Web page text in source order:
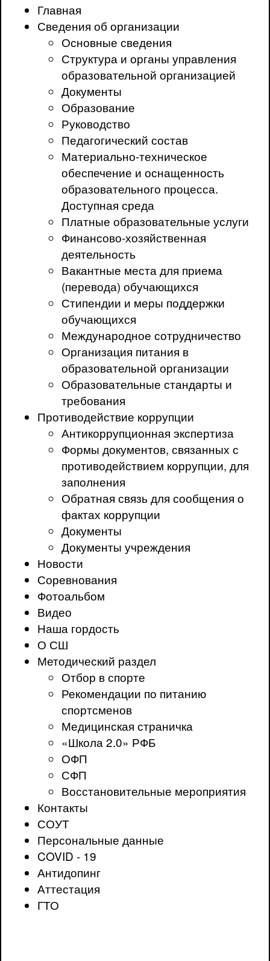
Главная
Сведения об организации
Основные сведения
Структура и органы управления
образовательной организацией
Документы
Образование
Руководство
Педагогический состав
Материально-техническое
обеспечение и оснащенность
образовательного процесса.
Доступная среда
Платные образовательные услуги
Финансово-хозяйственная
деятельность
Вакантные места для приема
(перевода) обучающихся
Стипендии и меры поддержки
обучающихся
Международное сотрудничество
Организация питания в
образовательной организации
Образовательные стандарты и
требования
Противодействие коррупции
Антикоррупционная экспертиза
Формы документов, связанных с
противодействием коррупции, для
заполнения
Обратная связь для сообщения о
фактах коррупции
Документы
Документы учреждения
Новости
Соревнования
Фотоальбом
Видео
Наша гордость
О СШ
Методический раздел
Отбор в спорте
Рекомендации по питанию
спортсменов
Медицинская страничка
«Школа 2.0» РФБ
ОФП
СФП
Восстановительные мероприятия
Контакты
СОУТ
Персональные данные
COVID - 19
Антидопинг
Аттестация
ГТО